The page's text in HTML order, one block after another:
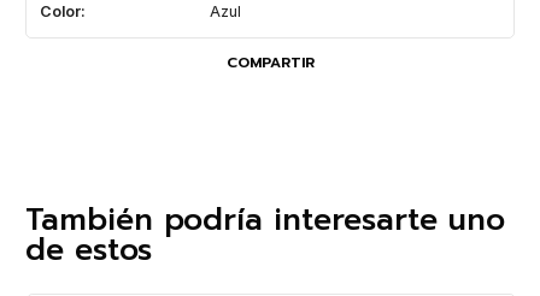
Color: Azul
COMPARTIR
También podría interesarte uno
de estos